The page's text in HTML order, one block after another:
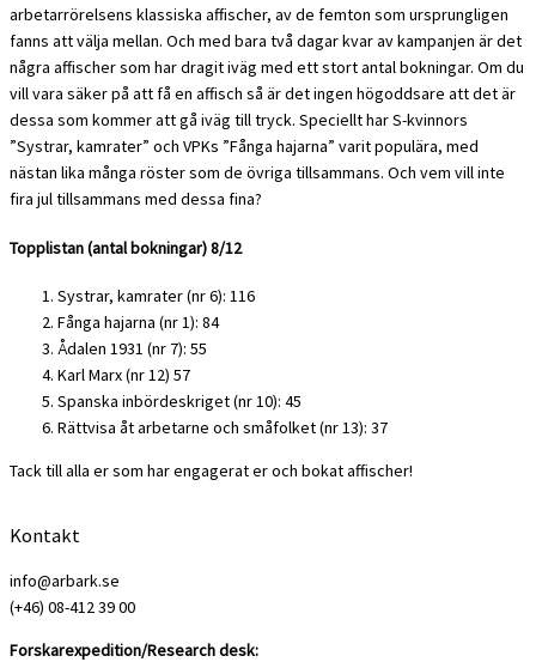
arbetarrörelsens klassiska affischer, av de femton som ursprungligen
fanns att välja mellan. Och med bara två dagar kvar av kampanjen är det
några affischer som har dragit iväg med ett stort antal bokningar. Om du
vill vara säker på att få en affisch så är det ingen högoddsare att det är
dessa som kommer att gå iväg till tryck. Speciellt har S-kvinnors
”Systrar, kamrater” och VPKs ”Fånga hajarna” varit populära, med
nästan lika många röster som de övriga tillsammans. Och vem vill inte
fira jul tillsammans med dessa fina?
Topplistan (antal bokningar) 8/12
Systrar, kamrater (nr 6): 116
Fånga hajarna (nr 1): 84
Ådalen 1931 (nr 7): 55
Karl Marx (nr 12) 57
Spanska inbördeskriget (nr 10): 45
Rättvisa åt arbetarne och småfolket (nr 13): 37
Tack till alla er som har engagerat er och bokat affischer!
Kontakt
info@arbark.se
(+46) 08-412 39 00
Forskarexpedition/Research desk: